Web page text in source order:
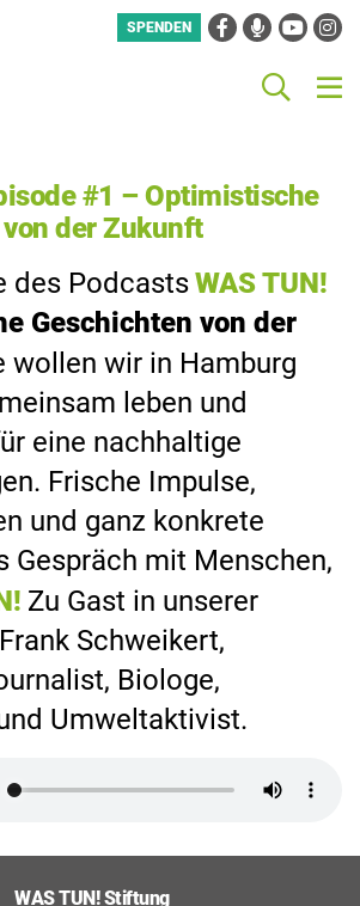
SPENDEN FacebookPodcastYouTube
#1 – Optimistische
der Zukunft
des PodcastsWAS TUN!
Geschichten von der
wollen wir in Hamburg
leben und
eine nachhaltige
Frische Impulse,
und ganz konkrete
Gespräch mit Menschen,
Zu Gast in unserer
Schweikert,
Biologe,
Umweltaktivist.
WAS TUN! Stiftung
DER PODCAST,
FÜR EINE
SORGEN?
ANSÄTZE. DAS
DIE WAS
DICH
STIFTUNG